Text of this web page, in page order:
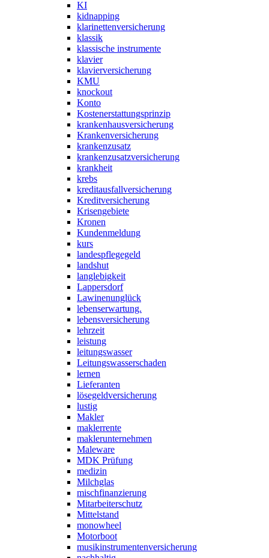
KI
kidnapping
klarinettenversicherung
klassik
klassische instrumente
klavier
klavierversicherung
KMU
knockout
Konto
Kostenerstattungsprinzip
krankenhausversicherung
Krankenversicherung
krankenzusatz
krankenzusatzversicherung
krankheit
krebs
kreditausfallversicherung
Kreditversicherung
Krisengebiete
Kronen
Kundenmeldung
kurs
landespflegegeld
landshut
langlebigkeit
Lappersdorf
Lawinenunglück
lebenserwartung.
lebensversicherung
lehrzeit
leistung
leitungswasser
Leitungswasserschaden
lernen
Lieferanten
lösegeldversicherung
lustig
Makler
maklerrente
maklerunternehmen
Maleware
MDK Prüfung
medizin
Milchglas
mischfinanzierung
Mitarbeiterschutz
Mittelstand
monowheel
Motorboot
musikinstrumentenversicherung